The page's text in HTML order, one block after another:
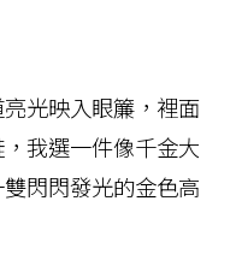
光映入眼簾，裡面
我選一件像千金大
閃閃發光的金色高